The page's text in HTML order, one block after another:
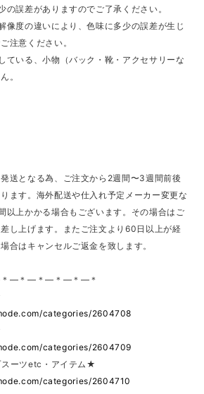
の誤差がありますのでご了承ください。
像度の違いにより、色味に多少の誤差が生じ
注意ください。
ている、小物（バック・靴・アクセサリーな
。
送となる為、ご注文から2週間〜3週間前後
ます。海外配送や仕入れ予定メーカー変更な
以上かかる場合もございます。その場合はご
し上げます。またご注文より60日以上が経
合はキャンセルご返金を致します。
—＊—＊—＊—＊—＊
categories/2604708
categories/2604709
ーツetc・アイテム★
categories/2604710